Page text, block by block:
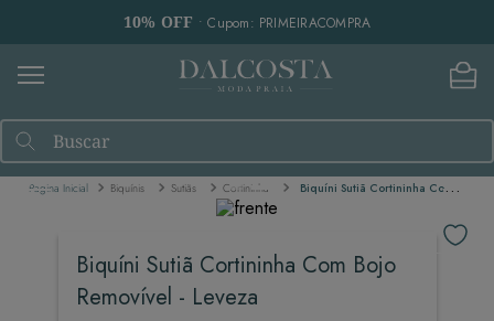
10% OFF • Cupom: PRIMEIRACOMPRA
Buscar
Biquínis Sutiãs Cortininha Biquíni Sutiã Cortininha Com Bojo Removível - Leveza
Biquíni Sutiã Cortininha Com Bojo
Removível - Leveza